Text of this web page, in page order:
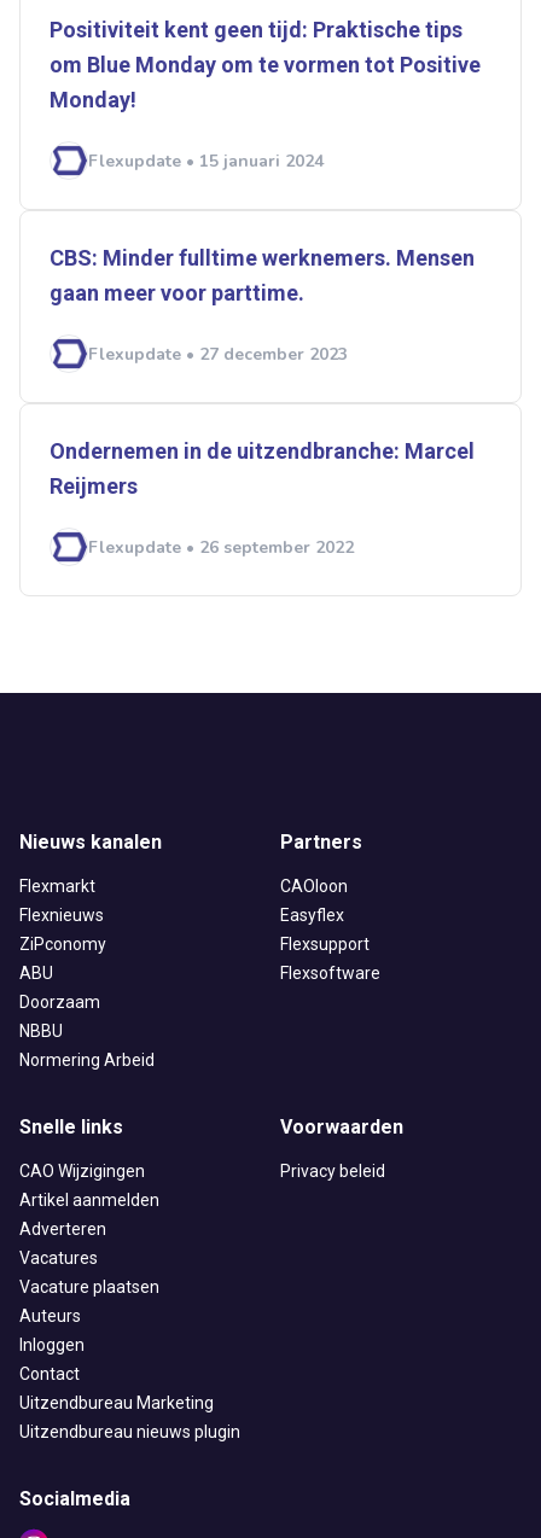
Positiviteit kent geen tijd: Praktische tips
om Blue Monday om te vormen tot Positive
Monday!
Flexupdate • 15 januari 2024
CBS: Minder fulltime werknemers. Mensen
gaan meer voor parttime.
Flexupdate • 27 december 2023
Ondernemen in de uitzendbranche: Marcel
Reijmers
Flexupdate • 26 september 2022
Nieuws kanalen
Flexmarkt
Flexnieuws
ZiPconomy
ABU
Doorzaam
NBBU
Normering Arbeid
Partners
CAOloon
Easyflex
Flexsupport
Flexsoftware
Snelle links
CAO Wijzigingen
Artikel aanmelden
Adverteren
Vacatures
Vacature plaatsen
Auteurs
Inloggen
Contact
Uitzendbureau Marketing
Uitzendbureau nieuws plugin
Voorwaarden
Privacy beleid
Socialmedia